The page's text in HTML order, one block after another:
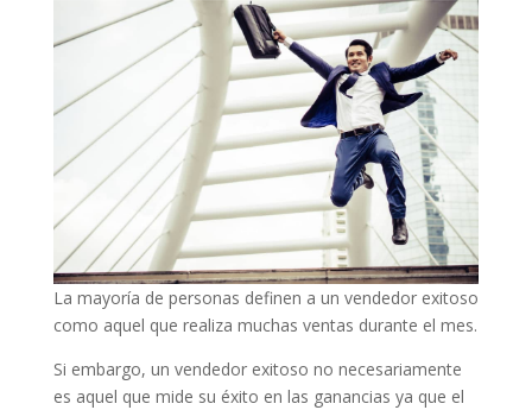
La mayoría de personas definen a un vendedor exitoso
como aquel que realiza muchas ventas durante el mes.
Si embargo, un vendedor exitoso no necesariamente
es aquel que mide su éxito en las ganancias ya que el